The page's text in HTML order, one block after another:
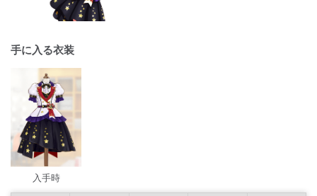
手に入る衣装
入手時